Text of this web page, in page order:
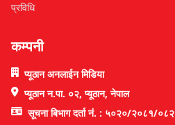
प्रविधि
कम्पनी
प्यूठान अनलाईन मिडिया
प्यूठान न.पा. ०२, प्यूठान, नेपाल
सूचना बिभाग दर्ता नं. : ५०२०/२०८१/०८२